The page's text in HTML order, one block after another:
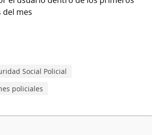
del mes
Social Policial
policiales